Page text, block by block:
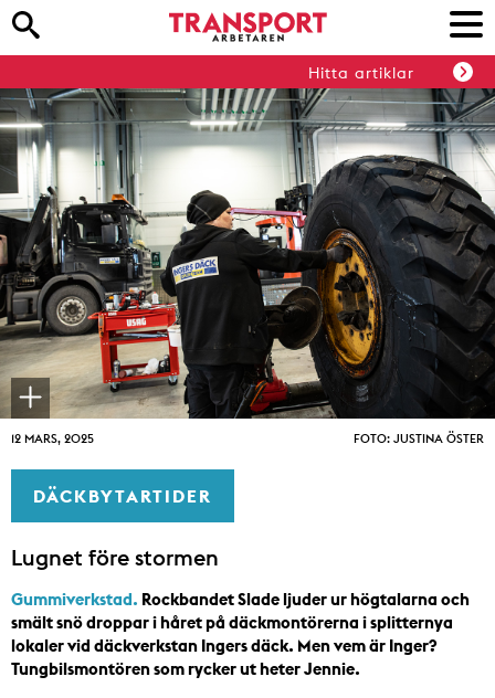
Hitta artiklar
12 MARS, 2025 FOTO: JUSTINA ÖSTER
DÄCKBYTARTIDER
Lugnet före stormen
Gummiverkstad. Rockbandet Slade ljuder ur högtalarna och
smält snö droppar i håret på däckmontörerna i splitternya
lokaler vid däckverkstan Ingers däck. Men vem är Inger?
Tungbilsmontören som rycker ut heter Jennie.